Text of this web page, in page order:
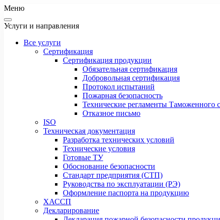
Меню
Услуги и направления
Все услуги
Сертификация
Сертификация продукции
Обязательная сертификация
Добровольная сертификация
Протокол испытаний
Пожарная безопасность
Технические регламенты Таможенного
Отказное письмо
ISO
Техническая документация
Разработка технических условий
Технические условия
Готовые ТУ
Обоснование безопасности
Стандарт предприятия (СТП)
Руководства по эксплуатации (РЭ)
Оформление паспорта на продукцию
ХАССП
Декларирование